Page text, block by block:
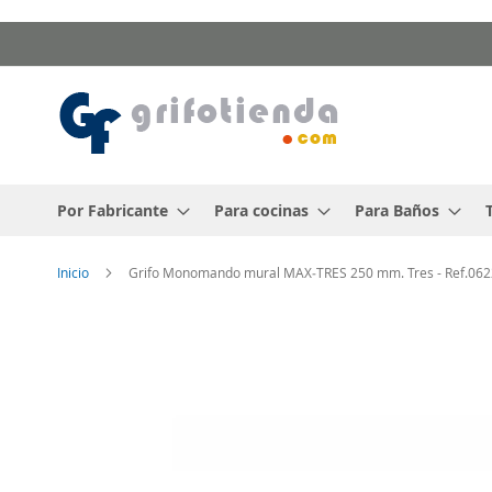
al
Por Fabricante Para cocinas Para Baños
Inicio Grifo Monomando mural MAX‑TRES 250 mm. Tres -